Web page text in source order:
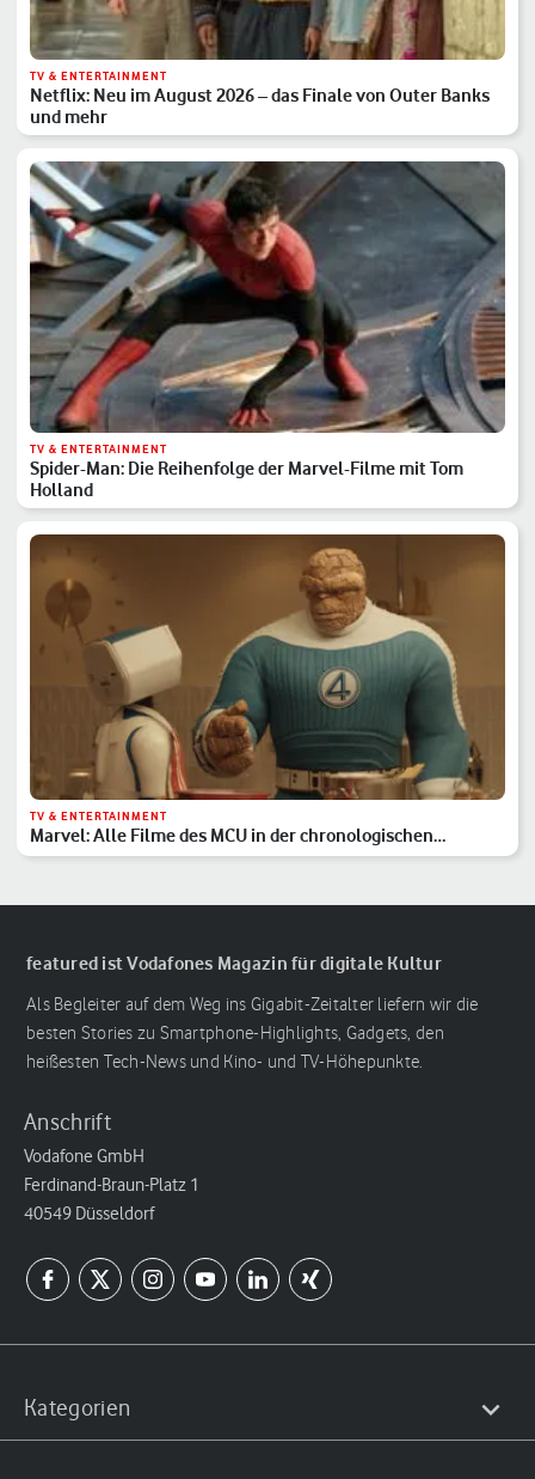
TV & ENTERTAINMENT
Netflix: Neu im August 2026 – das Finale von Outer Banks
und mehr
TV & ENTERTAINMENT
Spider-Man: Die Reihenfolge der Marvel-Filme mit Tom
Holland
TV & ENTERTAINMENT
Marvel: Alle Filme des MCU in der chronologischen
Reihenfolge
featured ist Vodafones Magazin für digitale Kultur
Als Begleiter auf dem Weg ins Gigabit-Zeitalter liefern wir die
besten Stories zu Smartphone-Highlights, Gadgets, den
heißesten Tech-News und Kino- und TV-Höhepunkte.
Anschrift
Vodafone GmbH
Ferdinand-Braun-Platz 1
40549 Düsseldorf
Kategorien